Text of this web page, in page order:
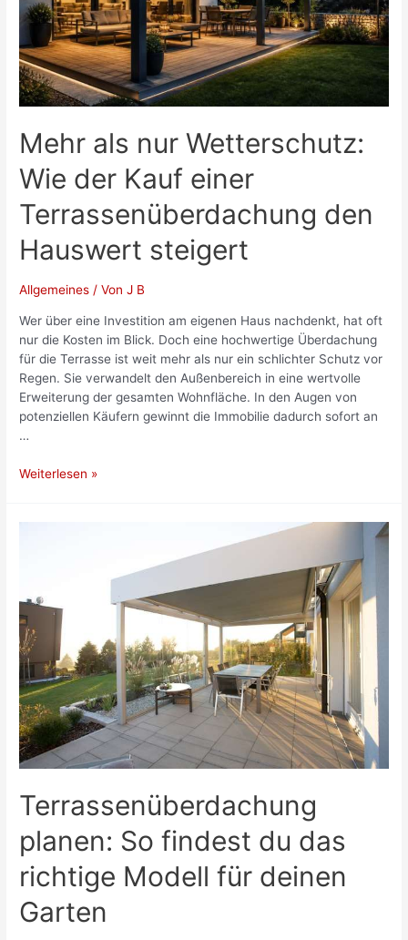
Mehr als nur Wetterschutz:
Wie der Kauf einer
Terrassenüberdachung den
Hauswert steigert
Allgemeines / VonJ B
Wer über eine Investition am eigenen Haus nachdenkt, hat oft
nur die Kosten im Blick. Doch eine hochwertige Überdachung
für die Terrasse ist weit mehr als nur ein schlichter Schutz vor
Regen. Sie verwandelt den Außenbereich in eine wertvolle
Erweiterung der gesamten Wohnfläche. In den Augen von
potenziellen Käufern gewinnt die Immobilie dadurch sofort an
…
Mehr
einer
Terrassenüberdachung
den
Hauswert
steigert
Weiterlesen »
Terrassenüberdachung
planen: So findest du das
richtige Modell für deinen
Garten